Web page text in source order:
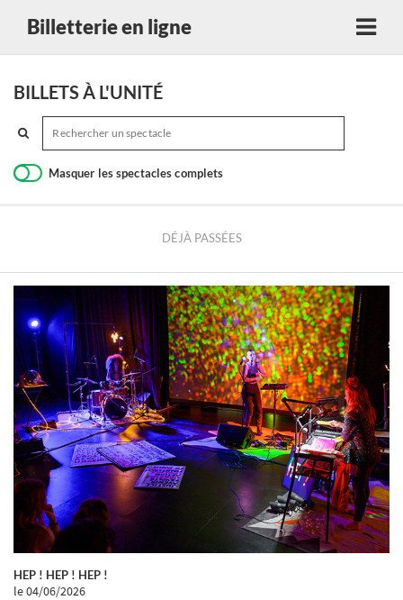
Billetterie en ligne
BILLETS À L'UNITÉ
Masquer les spectacles complets
DÉJÀ PASSÉES
HEP ! HEP ! HEP !
le 04/06/2026